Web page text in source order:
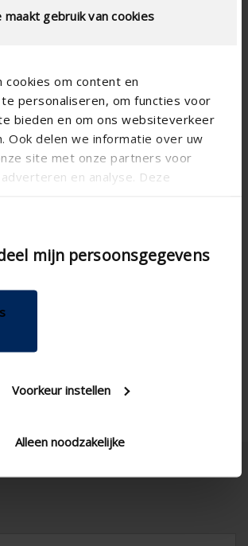
gebruik van cookies
cookies om content en
personaliseren, om functies voor
bieden en om ons websiteverkeer
Ook delen we informatie over uw
site met onze partners voor
en analyse. Deze
die u aan ze heeft verstrekt of
verzameld op basis van uw gebruik
mijn persoonsgegevens
Voorkeur instellen
Alleen noodzakelijke